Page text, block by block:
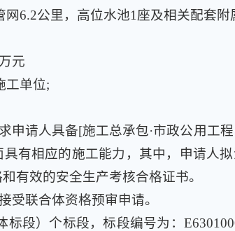
6.2公里，高位水池1座及相关配套附
元
工单位;
申请人具备[施工总承包·市政公用工
有相应的施工能力，其中，申请人
有效的安全生产考核合格证书。
受联合体资格预审申请。
标段）个标段，标段编号为：